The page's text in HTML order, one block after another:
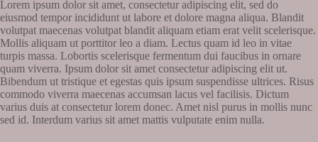
Lorem ipsum dolor sit amet, consectetur adipiscing elit, sed do
eiusmod tempor incididunt ut labore et dolore magna aliqua. Blandit
volutpat maecenas volutpat blandit aliquam etiam erat velit scelerisque.
Mollis aliquam ut porttitor leo a diam. Lectus quam id leo in vitae
turpis massa. Lobortis scelerisque fermentum dui faucibus in ornare
quam viverra. Ipsum dolor sit amet consectetur adipiscing elit ut.
Bibendum ut tristique et egestas quis ipsum suspendisse ultrices. Risus
commodo viverra maecenas accumsan lacus vel facilisis. Dictum
varius duis at consectetur lorem donec. Amet nisl purus in mollis nunc
sed id. Interdum varius sit amet mattis vulputate enim nulla.